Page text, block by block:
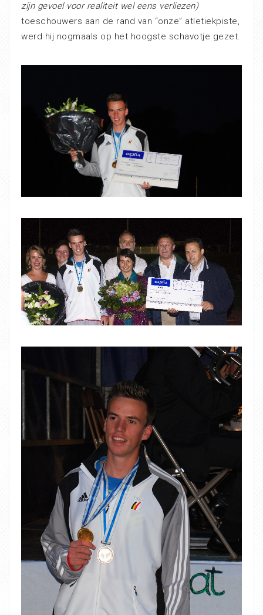
zijn gevoel voor realiteit wel eens verliezen)
toeschouwers aan de rand van “onze” atletiekpiste,
werd hij nogmaals op het hoogste schavotje gezet.